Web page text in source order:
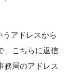
アドレスから
、こちらに返信
務局のアドレス